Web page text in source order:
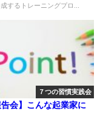
するトレーニングプロ...
７つの習慣実践会
告会】こんな起業家に